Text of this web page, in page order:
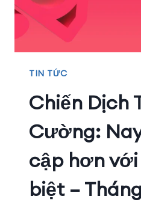
TIN TỨC
Chiến Dịch
Cường:
cập hơn
biệt –